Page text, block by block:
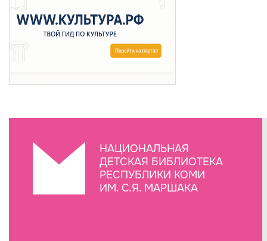
НАЦИОНАЛЬНАЯ
ДЕТСКАЯ БИБЛИОТЕКА
РЕСПУБЛИКИ КОМИ
ИМ. С.Я. МАРШАКА